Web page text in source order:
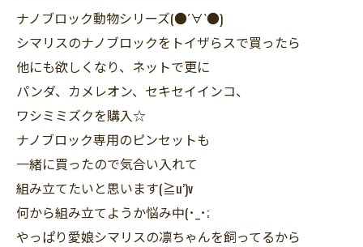
ナノブロック動物シリーズ(●´∀`●)
シマリスのナノブロックをトイザらスで買ったら
他にも欲しくなり、ネットで更に
パンダ、カメレオン、セキセイインコ、
ワシミミズクを購入☆
ナノブロック専用のピンセットも
一緒に買ったので気合い入れて
組み立てたいと思います(≧u’)v
何から組み立てようか悩み中(･_･;
やっぱり愛娘シマリスの凛ちゃんを飼ってるから